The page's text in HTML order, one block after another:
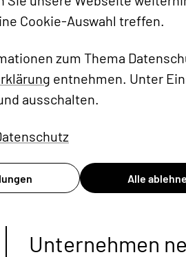
Klarheit in der
Unternehmen
Cookie-Auswahl treffen.
zum Thema
entnehmen. Unter
ausschalten.
Alle